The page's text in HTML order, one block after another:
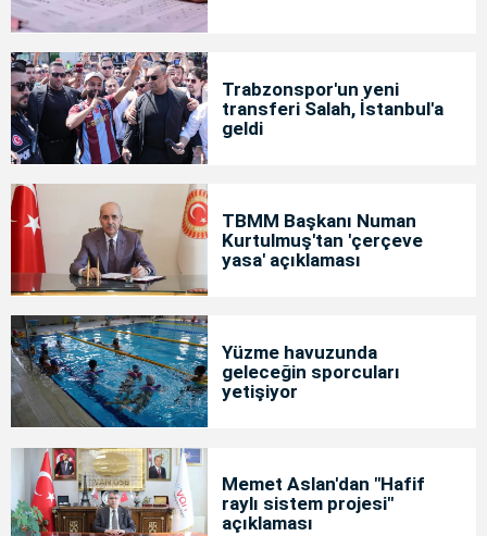
Trabzonspor'un yeni
transferi Salah, İstanbul'a
geldi
TBMM Başkanı Numan
Kurtulmuş'tan 'çerçeve
yasa' açıklaması
Yüzme havuzunda
geleceğin sporcuları
yetişiyor
Memet Aslan'dan "Hafif
raylı sistem projesi"
açıklaması